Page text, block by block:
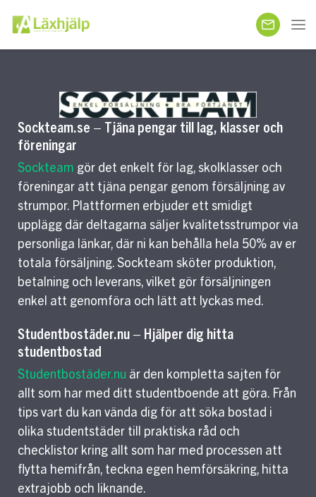
Sockteam.se – Tjäna pengar till lag, klasser och
föreningar
Sockteam gör det enkelt för lag, skolklasser och
föreningar att tjäna pengar genom försäljning av
strumpor. Plattformen erbjuder ett smidigt
upplägg där deltagarna säljer kvalitetsstrumpor via
personliga länkar, där ni kan behålla hela 50% av er
totala försäljning. Sockteam sköter produktion,
betalning och leverans, vilket gör försäljningen
enkel att genomföra och lätt att lyckas med.
Studentbostäder.nu – Hjälper dig hitta
studentbostad
Studentbostäder.nu är den kompletta sajten för
allt som har med ditt studentboende att göra. Från
tips vart du kan vända dig för att söka bostad i
olika studentstäder till praktiska råd och
checklistor kring allt som har med processen att
flytta hemifrån, teckna egen hemförsäkring, hitta
extrajobb och liknande.